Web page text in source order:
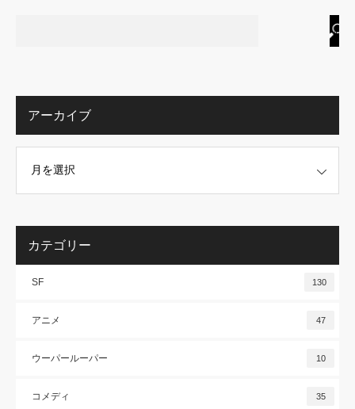
アーカイブ
カテゴリー
SF 130
アニメ 47
ウーパールーパー 10
コメディ 35